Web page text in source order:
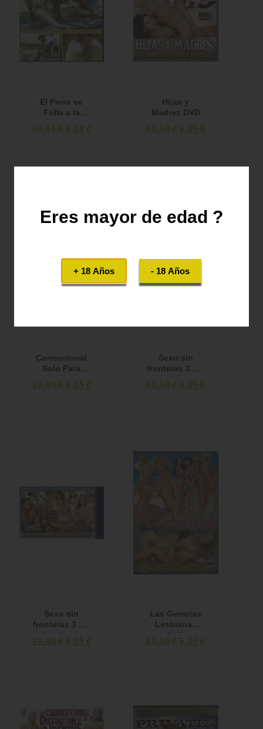
El Perro se
Folla a la
Madre y a la
Hija DVD
18,15 € 9,08 €
Hijas y
Madres DVD
12,10 €6,05 €
Correccional
Solo Para
Mujeres DVD
12,10 € 6,05 €
Sexo sin
fronteras 3 x 1
- 3 películas
en un DVD
12,10 €6,05 €
Sexo sin
fronteras 3 x 1
- 3 películas
en un DVD
12,10 € 6,05 €
Las Gemelas
Lesbianas
DVD
12,10 €6,05 €
Eres mayor de edad ?
+ 18 Años - 18 Años